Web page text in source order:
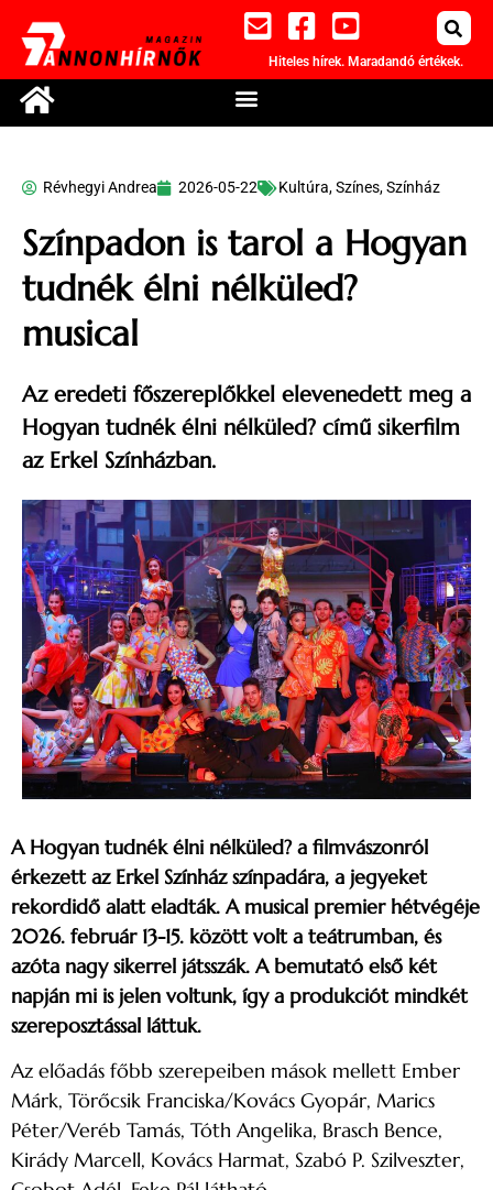
Hiteles hírek. Maradandó értékek.
Révhegyi Andrea 2026-05-22 Kultúra,Színes,Színház
Színpadon is tarol a Hogyan
tudnék élni nélküled?
musical
Az eredeti főszereplőkkel elevenedett meg a
Hogyan tudnék élni nélküled? című sikerfilm
az Erkel Színházban.
A Hogyan tudnék élni nélküled? a filmvászonról
érkezett az Erkel Színház színpadára, a jegyeket
rekordidő alatt eladták. A musical premier hétvégéje
2026. február 13-15. között volt a teátrumban, és
azóta nagy sikerrel játsszák. A bemutató első két
napján mi is jelen voltunk, így a produkciót mindkét
szereposztással láttuk.
Az előadás főbb szerepeiben mások mellett Ember
Márk, Törőcsik Franciska/Kovács Gyopár, Marics
Péter/Veréb Tamás, Tóth Angelika, Brasch Bence,
Kirády Marcell, Kovács Harmat, Szabó P. Szilveszter,